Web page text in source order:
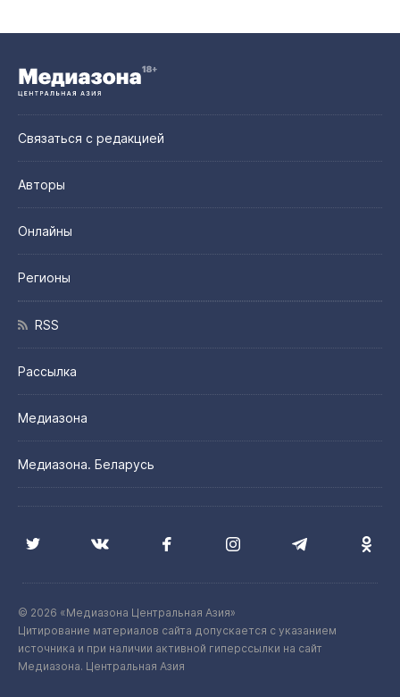
Связаться с редакцией
Авторы
Онлайны
Регионы
RSS
Рассылка
Медиазона
Медиазона. Беларусь
© 2026 «Медиазона Центральная Азия»
Цитирование материалов сайта допускается с указанием
источника и при наличии активной гиперссылки на сайт
Медиазона. Центральная Азия